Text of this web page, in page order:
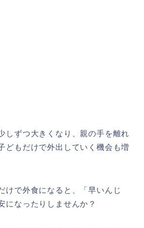
しずつ大きくなり、親の手を離れ
どもだけで外出していく機会も増
けで外食になると、「早いんじ
になったりしませんか？